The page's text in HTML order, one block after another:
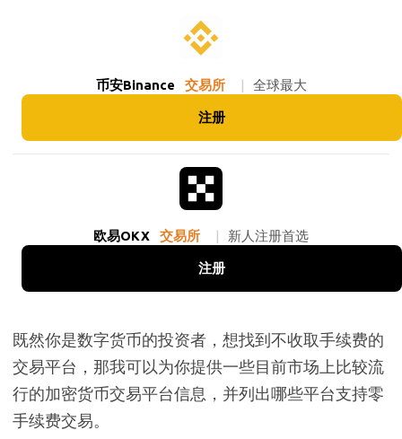
币安Binance 交易所 | 全球最大
注册
欧易OKX 交易所 | 新人注册首选
注册
既然你是数字货币的投资者，想找到不收取手续费的
交易平台，那我可以为你提供一些目前市场上比较流
行的加密货币交易平台信息，并列出哪些平台支持零
手续费交易。